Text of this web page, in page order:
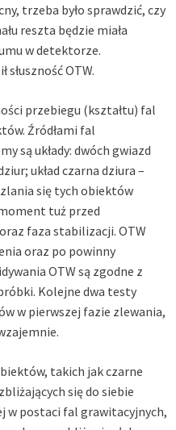
trzeba było sprawdzić, czy
reszta będzie miała
w detektorze.
OTW.
przebiegu (kształtu) fal
Źródłami fal
są układy: dwóch gwiazd
układ czarna dziura –
się tych obiektów
tuż przed
faza stabilizacji. OTW
oraz po powinny
OTW są zgodne z
Kolejne dwa testy
w pierwszej fazie zlewania,
takich jak czarne
się do siebie
w postaci fal grawitacyjnych,